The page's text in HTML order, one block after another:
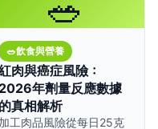
🥗飲食與營養
肉與癌症風險：
2026年劑量反應數據
的真相解析
加工肉品風險從每日25克